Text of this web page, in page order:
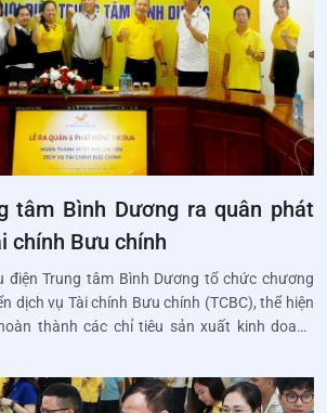
tâm Bình Dương ra quân phát
chính Bưu chính
điện Trung tâm Bình Dương tổ chức chương
dịch vụ Tài chính Bưu chính (TCBC), thể hiện
thành các chỉ tiêu sản xuất kinh doanh